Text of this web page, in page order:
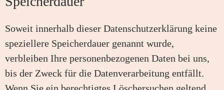
Soweit innerhalb dieser Datenschutzerklärung keine
speziellere Speicherdauer genannt wurde,
verbleiben Ihre personenbezogenen Daten bei uns,
bis der Zweck für die Datenverarbeitung entfällt.